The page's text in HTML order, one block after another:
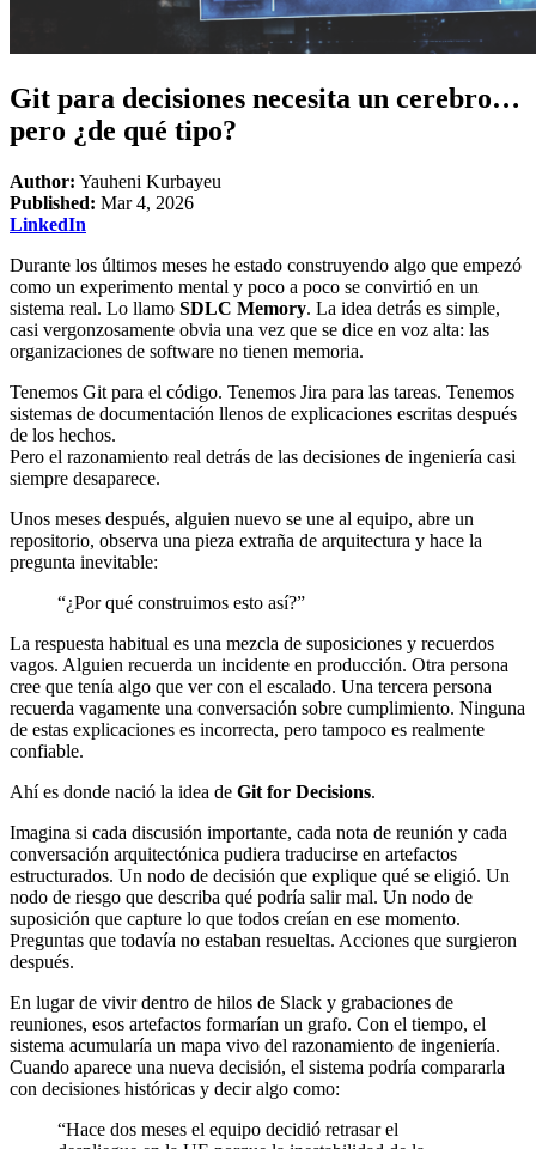
Git para decisiones necesita un cerebro…
pero ¿de qué tipo?
Author: Yauheni Kurbayeu
Published: Mar 4, 2026
LinkedIn
Durante los últimos meses he estado construyendo algo que empezó
como un experimento mental y poco a poco se convirtió en un
sistema real. Lo llamo SDLC Memory. La idea detrás es simple,
casi vergonzosamente obvia una vez que se dice en voz alta: las
organizaciones de software no tienen memoria.
Tenemos Git para el código. Tenemos Jira para las tareas. Tenemos
sistemas de documentación llenos de explicaciones escritas después
de los hechos.
Pero el razonamiento real detrás de las decisiones de ingeniería casi
siempre desaparece.
Unos meses después, alguien nuevo se une al equipo, abre un
repositorio, observa una pieza extraña de arquitectura y hace la
pregunta inevitable:
“¿Por qué construimos esto así?”
La respuesta habitual es una mezcla de suposiciones y recuerdos
vagos. Alguien recuerda un incidente en producción. Otra persona
cree que tenía algo que ver con el escalado. Una tercera persona
recuerda vagamente una conversación sobre cumplimiento. Ninguna
de estas explicaciones es incorrecta, pero tampoco es realmente
confiable.
Ahí es donde nació la idea de Git for Decisions.
Imagina si cada discusión importante, cada nota de reunión y cada
conversación arquitectónica pudiera traducirse en artefactos
estructurados. Un nodo de decisión que explique qué se eligió. Un
nodo de riesgo que describa qué podría salir mal. Un nodo de
suposición que capture lo que todos creían en ese momento.
Preguntas que todavía no estaban resueltas. Acciones que surgieron
después.
En lugar de vivir dentro de hilos de Slack y grabaciones de
reuniones, esos artefactos formarían un grafo. Con el tiempo, el
sistema acumularía un mapa vivo del razonamiento de ingeniería.
Cuando aparece una nueva decisión, el sistema podría compararla
con decisiones históricas y decir algo como:
“Hace dos meses el equipo decidió retrasar el